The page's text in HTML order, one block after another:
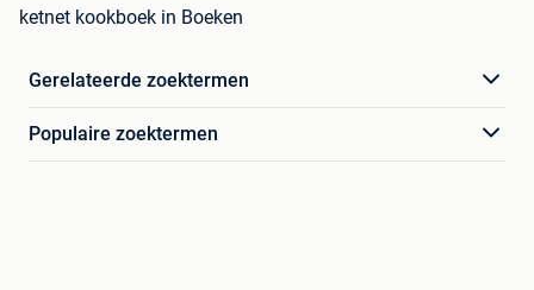
ketnet kookboek in Boeken
Gerelateerde zoektermen
Populaire zoektermen